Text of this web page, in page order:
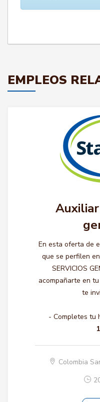
EMPLEOS
En esta oferta de
que se perfilen
SERVICIOS
acompañarte en
te
- Completes tu
Colombia